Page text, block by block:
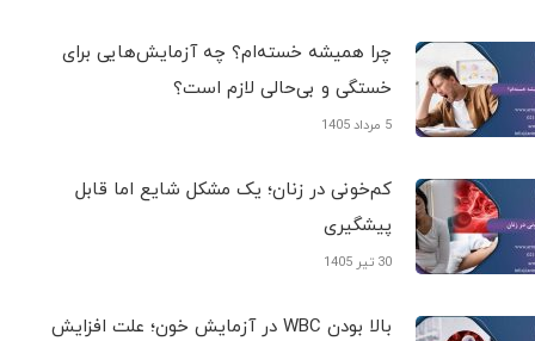
چرا همیشه خسته‌ام؟ چه آزمایش‌هایی برای
خستگی و بی‌حالی لازم است؟
5 مرداد 1405
کم‌خونی در زنان؛ یک مشکل شایع اما قابل
پیشگیری
30 تیر 1405
بالا بودن WBC در آزمایش خون؛ علت افزایش